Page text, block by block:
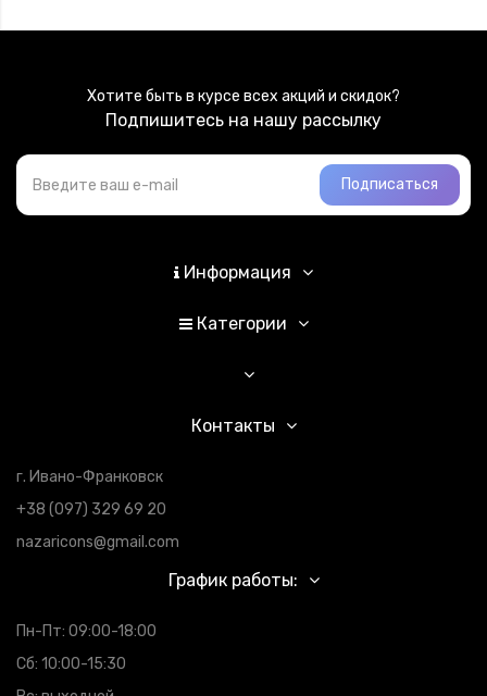
Хотите быть в курсе всех акций и скидок?
Подпишитесь на нашу рассылку
Подписаться
Информация
Категории
Контакты
г. Ивано-Франковск
+38 (097) 329 69 20
nazaricons@gmail.com
График работы:
Пн-Пт: 09:00-18:00
Сб: 10:00-15:30